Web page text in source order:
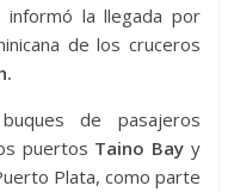
informó la llegada por
de los cruceros
de pasajeros
puertos Taino Bay y
Plata, como parte